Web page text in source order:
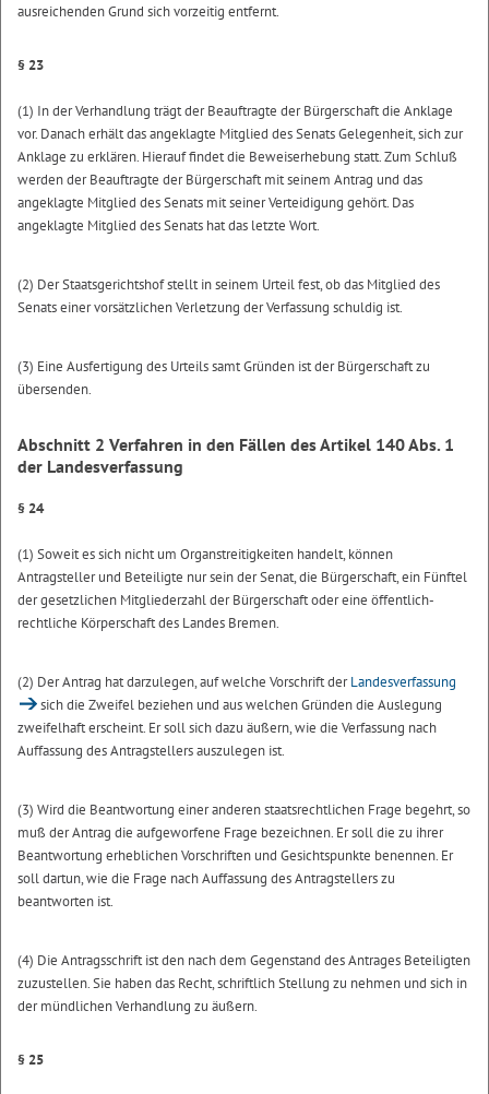
ausreichenden Grund sich vorzeitig entfernt.
§ 23
(1) In der Verhandlung trägt der Beauftragte der Bürgerschaft die Anklage
vor. Danach erhält das angeklagte Mitglied des Senats Gelegenheit, sich zur
Anklage zu erklären. Hierauf findet die Beweiserhebung statt. Zum Schluß
werden der Beauftragte der Bürgerschaft mit seinem Antrag und das
angeklagte Mitglied des Senats mit seiner Verteidigung gehört. Das
angeklagte Mitglied des Senats hat das letzte Wort.
(2) Der Staatsgerichtshof stellt in seinem Urteil fest, ob das Mitglied des
Senats einer vorsätzlichen Verletzung der Verfassung schuldig ist.
(3) Eine Ausfertigung des Urteils samt Gründen ist der Bürgerschaft zu
übersenden.
Abschnitt 2 Verfahren in den Fällen des Artikel 140 Abs. 1
der Landesverfassung
§ 24
(1) Soweit es sich nicht um Organstreitigkeiten handelt, können
Antragsteller und Beteiligte nur sein der Senat, die Bürgerschaft, ein Fünftel
der gesetzlichen Mitgliederzahl der Bürgerschaft oder eine öffentlich-
rechtliche Körperschaft des Landes Bremen.
(2) Der Antrag hat darzulegen, auf welche Vorschrift derLandesverfassung
sich die Zweifel beziehen und aus welchen Gründen die Auslegung
zweifelhaft erscheint. Er soll sich dazu äußern, wie die Verfassung nach
Auffassung des Antragstellers auszulegen ist.
(3) Wird die Beantwortung einer anderen staatsrechtlichen Frage begehrt, so
muß der Antrag die aufgeworfene Frage bezeichnen. Er soll die zu ihrer
Beantwortung erheblichen Vorschriften und Gesichtspunkte benennen. Er
soll dartun, wie die Frage nach Auffassung des Antragstellers zu
beantworten ist.
(4) Die Antragsschrift ist den nach dem Gegenstand des Antrages Beteiligten
zuzustellen. Sie haben das Recht, schriftlich Stellung zu nehmen und sich in
der mündlichen Verhandlung zu äußern.
§ 25